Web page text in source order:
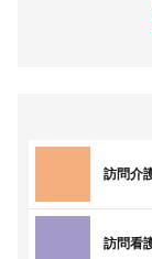
訪問介
訪問看